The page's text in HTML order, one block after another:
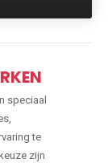
speciaal
te
zijn